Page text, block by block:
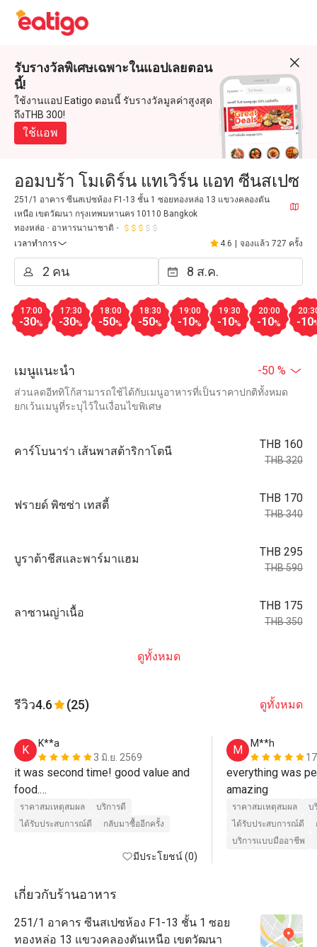
รับรางวัลพิเศษเฉพาะในแอปเลยตอน
นี้!
ใช้งานแอป Eatigo ตอนนี้ รับรางวัลมูลค่าสูงสุด
ถึงTHB 300!
ใช้แอพ
ออมบร้า โมเดิร์น แทเวิร์น แอท ซีนสเปซ
251/1 อาคาร ซีนสเปซห้อง F1-13 ชั้น 1 ซอยทองหล่อ 13 แขวงคลองตัน
เหนือ เขตวัฒนา กรุงเทพมหานคร 10110 Bangkok
ทองหล่อ
อาหารนานาชาติ
เวลาทำการ
4.6 จองแล้ว 727 ครั้ง
17:00
-30%
17:30
-30%
18:00
-50%
18:30
-50%
19:00
-10%
19:30
-10%
20:00
-10% -10
เมนูแนะนำ -50 %
ส่วนลดอีททิโก้สามารถใช้ได้กับเมนูอาหารที่เป็นราคาปกติทั้งหมด
ยกเว้นเมนูที่ระบุไว้ในเงื่อนไขพิเศษ
คาร์โบนาร่า เส้นพาสต้าริกาโตนี
THB 160
THB 320
ฟรายด์ พิซซ่า เทสตี้
THB 170
THB 340
บูราต้าชีสและพาร์มาแฮม
THB 295
THB 590
ลาซานญ่าเนื้อ
THB 175
THB 350
ดูทั้งหมด
รีวิว4.6 (25) ดูทั้งหมด
K
K**a
3 มิ.ย. 2569
it was second time! good value and
food.
I'll come back✌️
ราคาสมเหตุสมผล
บริการดี
ได้รับประสบการณ์ดี
กลับมาซื้ออีกครั้ง
มีประโยชน์ (0)
M
M**h
everything was
amazing
ราคาสมเหตุสมผล
บ
ได้รับประสบการณ์ดี
บริการแบบมืออาชีพ
เกี่ยวกับร้านอาหาร
251/1 อาคาร ซีนสเปซห้อง F1-13 ชั้น 1 ซอย
ทองหล่อ 13 แขวงคลองตันเหนือ เขตวัฒนา